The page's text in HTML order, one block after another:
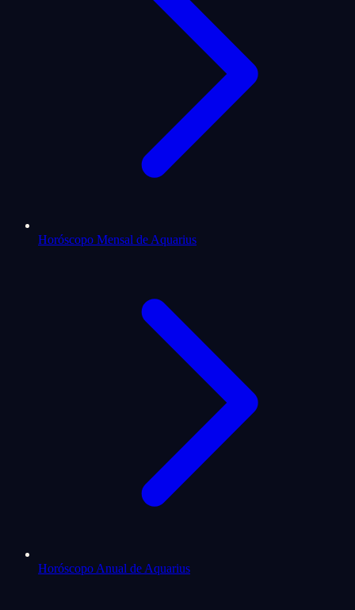
Horóscopo Mensal de Aquarius
Horóscopo Anual de Aquarius